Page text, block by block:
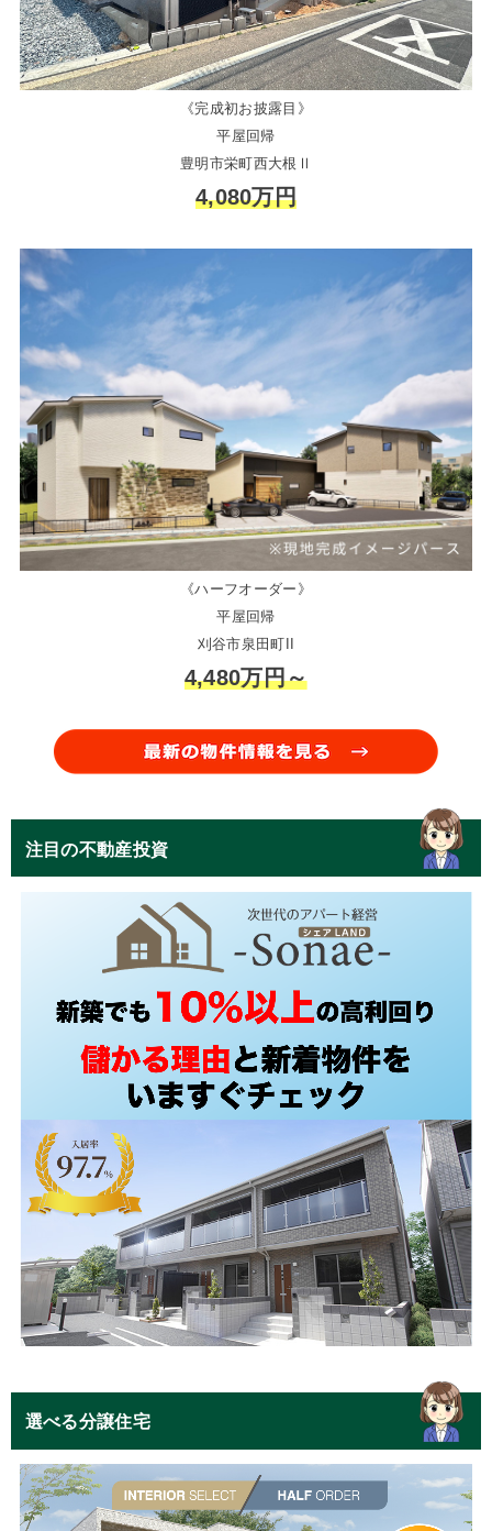
《完成初お披露目》
平屋回帰
豊明市栄町西大根Ⅱ
4,080万円
《ハーフオーダー》
平屋回帰
刈谷市泉田町II
4,480万円～
注目の不動産投資
選べる分譲住宅